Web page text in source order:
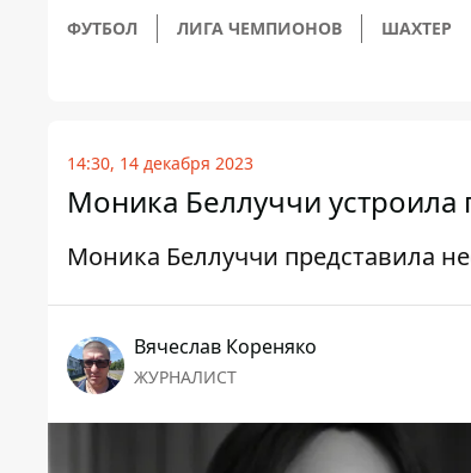
ФУТБОЛ ЛИГА ЧЕМПИОНОВ ШАХТЕР
14:30, 14 декабря 2023
Моника Беллуччи
Моника Беллуччи представила
Вячеслав Кореняко
ЖУРНАЛИСТ